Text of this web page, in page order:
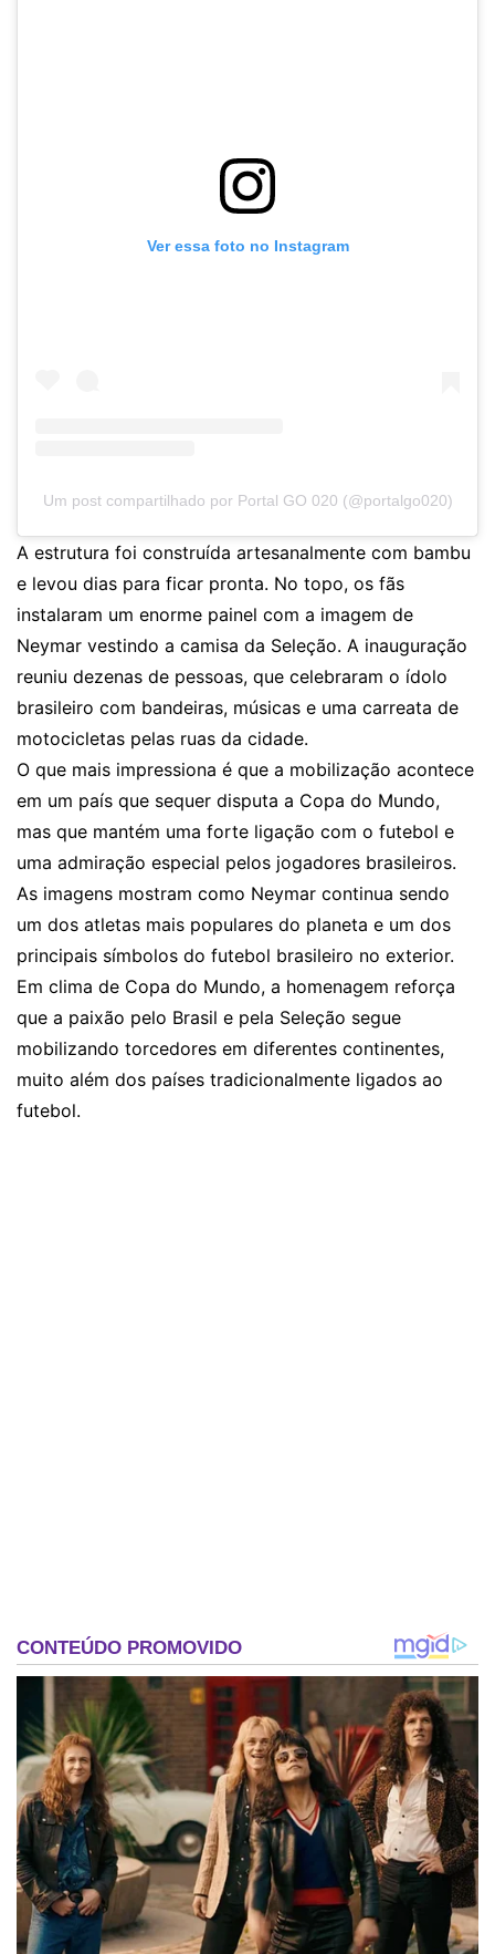
Ver essa foto no Instagram
Um post compartilhado por Portal GO 020 (@portalgo020)
A estrutura foi construída artesanalmente com bambu
e levou dias para ficar pronta. No topo, os fãs
instalaram um enorme painel com a imagem de
Neymar vestindo a camisa da Seleção. A inauguração
reuniu dezenas de pessoas, que celebraram o ídolo
brasileiro com bandeiras, músicas e uma carreata de
motocicletas pelas ruas da cidade.
O que mais impressiona é que a mobilização acontece
em um país que sequer disputa a Copa do Mundo,
mas que mantém uma forte ligação com o futebol e
uma admiração especial pelos jogadores brasileiros.
As imagens mostram como Neymar continua sendo
um dos atletas mais populares do planeta e um dos
principais símbolos do futebol brasileiro no exterior.
Em clima de Copa do Mundo, a homenagem reforça
que a paixão pelo Brasil e pela Seleção segue
mobilizando torcedores em diferentes continentes,
muito além dos países tradicionalmente ligados ao
futebol.